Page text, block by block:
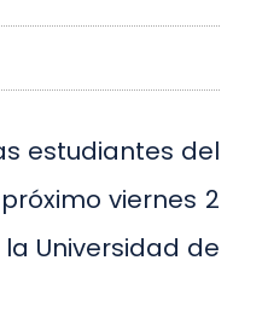
estudiantes del
viernes 2
Universidad de